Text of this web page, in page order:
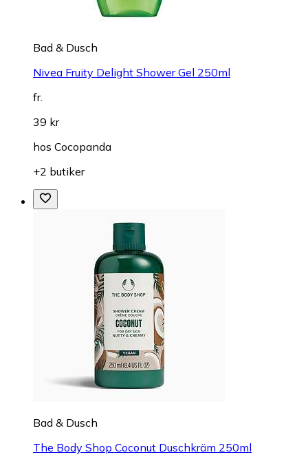
Bad & Dusch
Nivea Fruity Delight Shower Gel 250ml
fr.
39 kr
hos Cocopanda
+2 butiker
Bad & Dusch
The Body Shop Coconut Duschkräm 250ml